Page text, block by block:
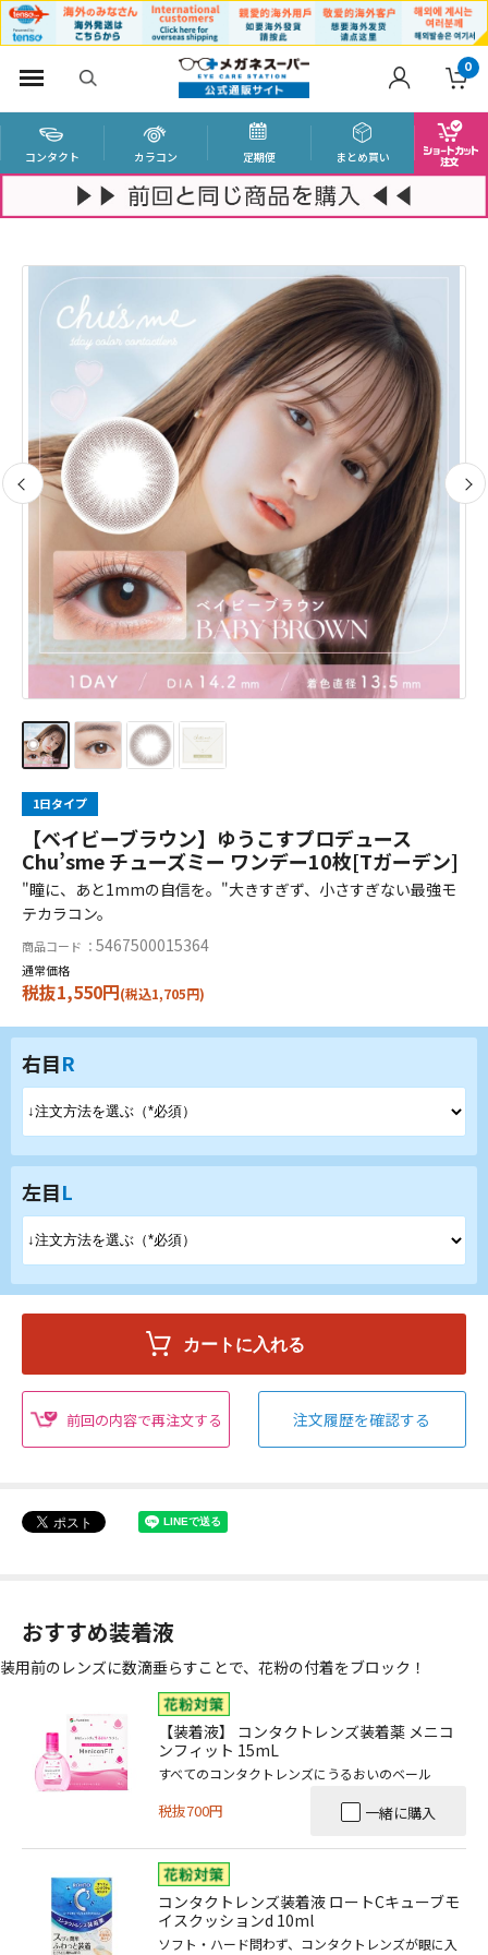
0
コンタクト カラコン 定期便 まとめ買い
1日タイプ
【ベイビーブラウン】ゆうこすプロデュース
Chu’sme チューズミー ワンデー10枚[Tガーデン]
"瞳に、あと1mmの自信を。"大きすぎず、小さすぎない最強モ
テカラコン。
商品コード ： 5467500015364
通常価格
税抜1,550円(税込1,705円)
右目R
左目L
前回の内容で再注文する 注文履歴を確認する
おすすめ装着液
装用前のレンズに数滴垂らすことで、花粉の付着をブロック！
【装着液】 コンタクトレンズ装着薬 メニコ
ンフィット 15mL
すべてのコンタクトレンズにうるおいのベール
税抜700円 一緒に購入
コンタクトレンズ装着液 ロートCキューブモ
イスクッションd 10ml
ソフト・ハード問わず、コンタクトレンズが眼に入